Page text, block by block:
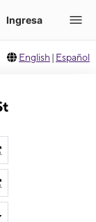
English | Español